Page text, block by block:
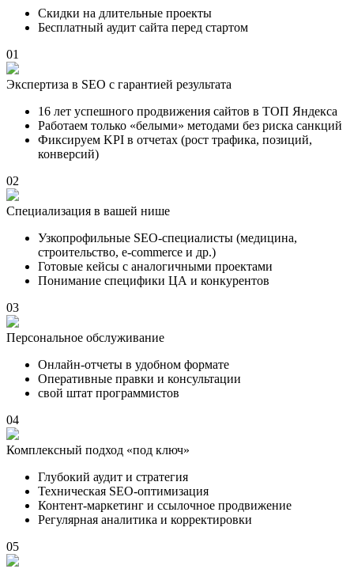
Скидки на длительные проекты
Бесплатный аудит сайта перед стартом
01
Экспертиза в SEO с гарантией результата
16 лет успешного продвижения сайтов в ТОП Яндекса
Работаем только «белыми» методами без риска санкций
Фиксируем KPI в отчетах (рост трафика, позиций,
конверсий)
02
Специализация в вашей нише
Узкопрофильные SEO-специалисты (медицина,
строительство, e-commerce и др.)
Готовые кейсы с аналогичными проектами
Понимание специфики ЦА и конкурентов
03
Персональное обслуживание
Онлайн-отчеты в удобном формате
Оперативные правки и консультации
свой штат программистов
04
Комплексный подход «под ключ»
Глубокий аудит и стратегия
Техническая SEO-оптимизация
Контент-маркетинг и ссылочное продвижение
Регулярная аналитика и корректировки
05